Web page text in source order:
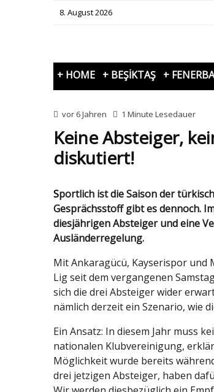
8. August 2026
+ HOME + BEŞİKTAŞ +
vor 6 Jahren 1 Minute Lesedauer
Keine Absteiger,
diskutiert!
Sportlich ist die Saison der türkischen Klubs am vergangenen Wochenende zu Ende gegangen.
Gesprächsstoff gibt es dennoch.
diesjährigen Absteiger und eine
Ausländerregelung.
Mit Ankaragücü, Kayserispor und
Lig seit dem vergangenen
sich die drei Absteiger wider
nämlich derzeit ein Szenario, wie
Ein Ansatz: In diesem Jahr muss
nationalen Klubvereinigung,
Möglichkeit wurde bereits
drei jetzigen Absteiger, haben